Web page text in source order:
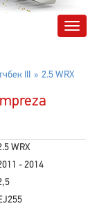
III 2.5 WRX
WRX
- 2014